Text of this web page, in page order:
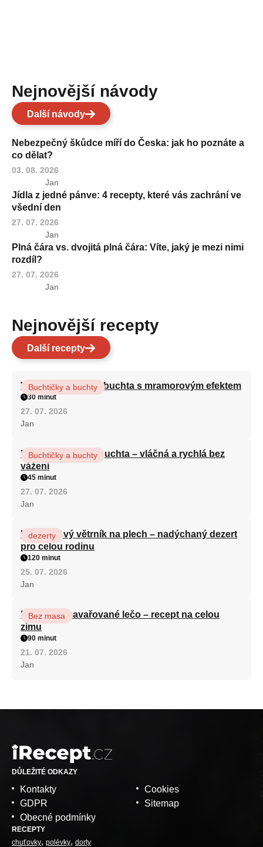
Nejnovější návody
Další návody
Nebezpečný škůdce míří do Česka: jak ho poznáte a
co dělat?
03. 08. 2026
Jan
Jídla z jedné pánve: 4 recepty, které vás zachrání ve
všední den
27. 07. 2026
Jan
Plná čára vs. dvojitá plná čára: Víte, jaký je mezi nimi
rozdíl?
27. 07. 2026
Jan
Nejnovější recepty
Další recepty
Vláčná olejová litá buchta s mramorovým efektem
Buchtičky a buchty
30 minut
27. 07. 2026
Jan
Hrnková maková buchta – vláčná a rychlá bez
vážení
Buchtičky a buchty
45 minut
27. 07. 2026
Jan
Karamelový větrník na plech – nadýchaný dezert
pro celou rodinu
dezerty
120 minut
25. 07. 2026
Jan
Babiččino zavařované lečo – recept na celou
zimu
Bez masa
90 minut
21. 07. 2026
Jan
DŮLEŽITÉ ODKAZY
Kontakty
GDPR
Obecné podmínky
Cookies
Sitemap
RECEPTY
chuťovky polévky dorty